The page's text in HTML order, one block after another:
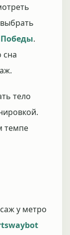
.
сна
тело
темпе
у метро